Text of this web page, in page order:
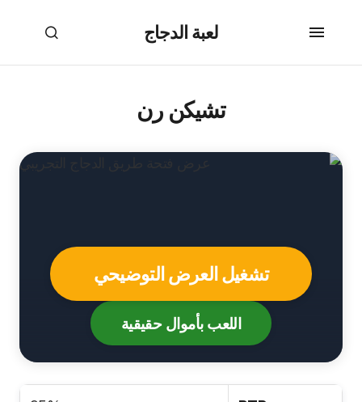
لعبة الدجاج
تشيكن رن
تشغيل العرض التوضيحي
اللعب بأموال حقيقية